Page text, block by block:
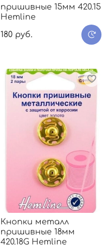
пришивные 15мм 420.15
Hemline
180 руб.
Кнопки металл
пришивные 18мм
420.18G Hemline